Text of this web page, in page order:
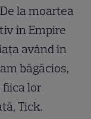
la moartea
în Empire
având în
băgăcios,
fiica lor
Tick.